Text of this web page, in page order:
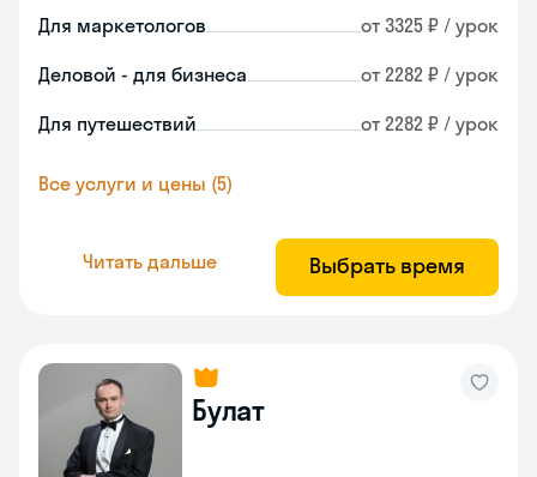
Для маркетологов от 3325 ₽ / урок
Деловой - для бизнеса от 2282 ₽ / урок
Для путешествий от 2282 ₽ / урок
Все услуги и цены (5)
Читать дальше Выбрать время
Булат